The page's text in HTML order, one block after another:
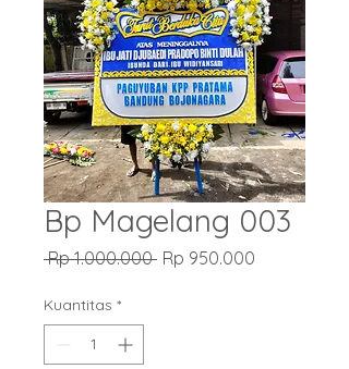
Bp Magelang 003
Rp 1.000.000 Harga
Rp 950.000
Kuantitas *